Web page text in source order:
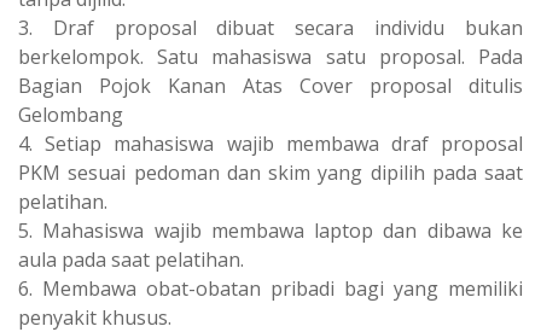
3. Draf proposal dibuat secara individu bukan
berkelompok. Satu mahasiswa satu proposal. Pada
Bagian Pojok Kanan Atas Cover proposal ditulis
Gelombang
4. Setiap mahasiswa wajib membawa draf proposal
PKM sesuai pedoman dan skim yang dipilih pada saat
pelatihan.
5. Mahasiswa wajib membawa laptop dan dibawa ke
aula pada saat pelatihan.
6. Membawa obat-obatan pribadi bagi yang memiliki
penyakit khusus.